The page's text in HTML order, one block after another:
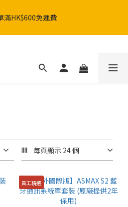
售。🚀
滿HK$600免運費
AERON GP & AERON系列現已發
每頁顯示 24 個
員工精選